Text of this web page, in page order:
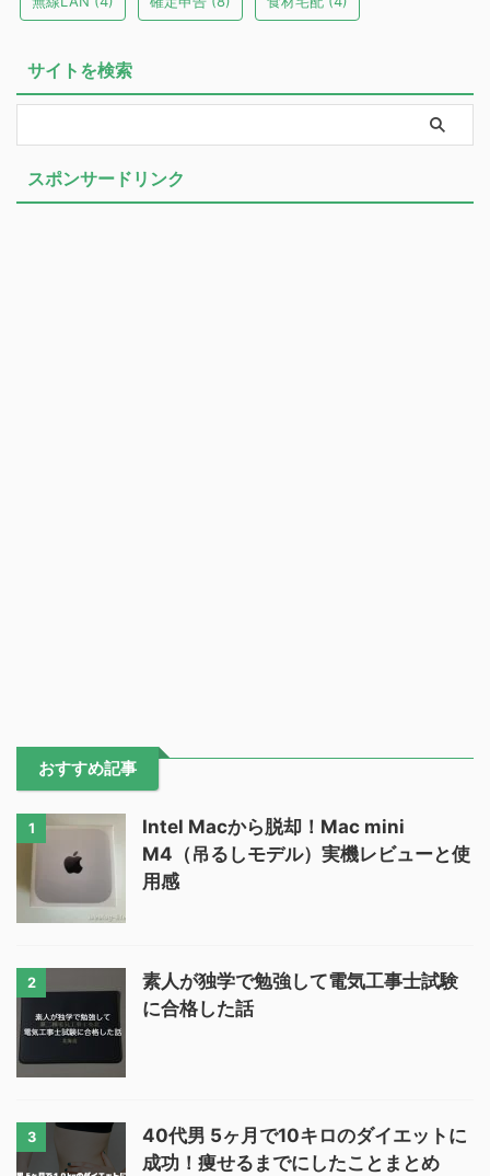
サイトを検索
スポンサードリンク
おすすめ記事
1
Intel Macから脱却！Mac mini
M4（吊るしモデル）実機レビューと使
用感
2
素人が独学で勉強して電気工事士試験
に合格した話
3
40代男 5ヶ月で10キロのダイエットに
成功！痩せるまでにしたことまとめ